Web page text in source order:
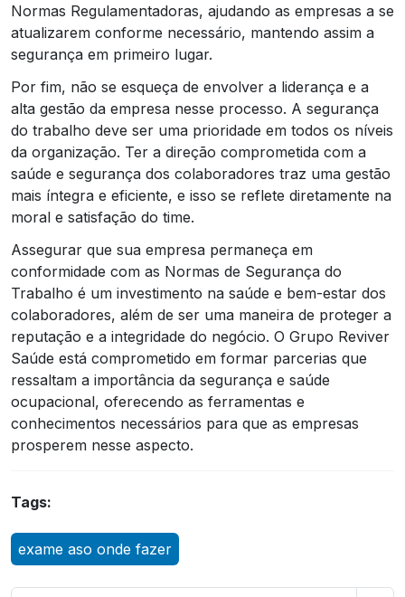
Normas Regulamentadoras, ajudando as empresas a se
atualizarem conforme necessário, mantendo assim a
segurança em primeiro lugar.
Por fim, não se esqueça de envolver a liderança e a
alta gestão da empresa nesse processo. A segurança
do trabalho deve ser uma prioridade em todos os níveis
da organização. Ter a direção comprometida com a
saúde e segurança dos colaboradores traz uma gestão
mais íntegra e eficiente, e isso se reflete diretamente na
moral e satisfação do time.
Assegurar que sua empresa permaneça em
conformidade com as Normas de Segurança do
Trabalho é um investimento na saúde e bem-estar dos
colaboradores, além de ser uma maneira de proteger a
reputação e a integridade do negócio. O Grupo Reviver
Saúde está comprometido em formar parcerias que
ressaltam a importância da segurança e saúde
ocupacional, oferecendo as ferramentas e
conhecimentos necessários para que as empresas
prosperem nesse aspecto.
Tags:
exame aso onde fazer